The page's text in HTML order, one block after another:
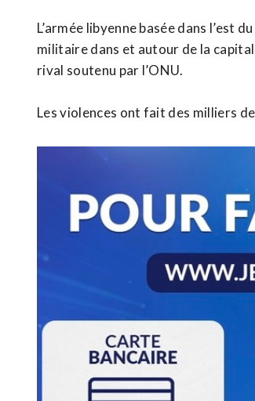
L’armée libyenne basée dans l’est
militaire dans et autour de la
rival soutenu par l’ONU.
Les violences ont fait des milliers